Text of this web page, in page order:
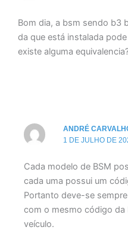
Bom dia, a bsm sendo b3
da que está instalada
existe alguma
ANDRÉ
1 DE JULHO DE
Cada modelo de BSM
cada uma possui um
Portanto deve-se
com o mesmo código da
veículo.